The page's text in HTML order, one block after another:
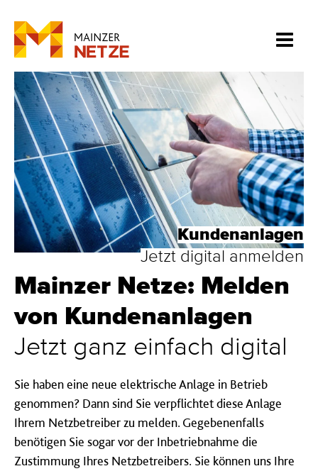
Kundenanlagen
Jetzt digital anmelden
Mainzer Netze: Melden
von Kundenanlagen
Jetzt ganz einfach digital
Sie haben eine neue elektrische Anlage in Betrieb
genommen? Dann sind Sie verpflichtet diese Anlage
Ihrem Netzbetreiber zu melden. Gegebenenfalls
benötigen Sie sogar vor der Inbetriebnahme die
Zustimmung Ihres Netzbetreibers. Sie können uns Ihre